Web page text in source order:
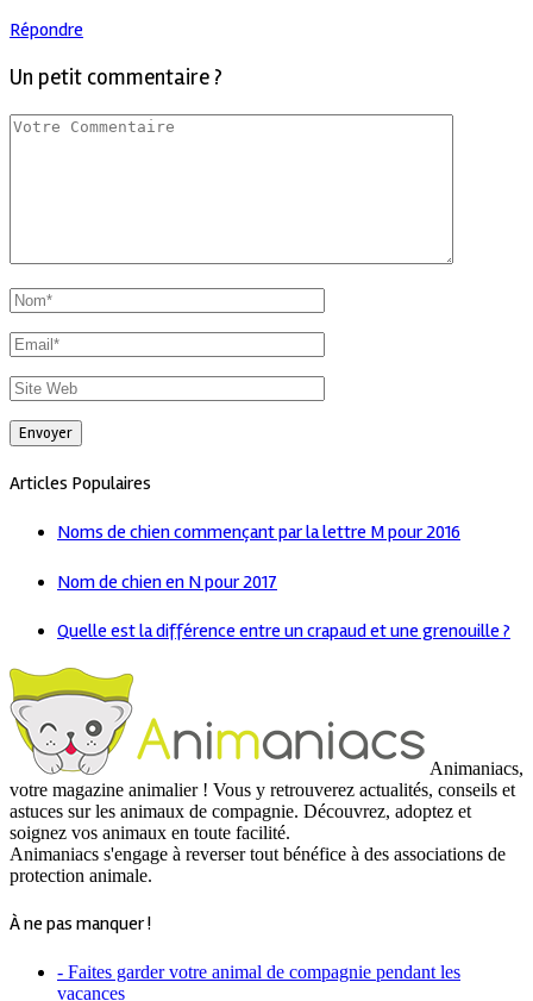
Répondre
Un petit commentaire ?
Articles Populaires
Noms de chien commençant par la lettre M pour 2016
Nom de chien en N pour 2017
Quelle est la différence entre un crapaud et une grenouille ?
Animaniacs,
votre magazine animalier ! Vous y retrouverez actualités, conseils et
astuces sur les animaux de compagnie. Découvrez, adoptez et
soignez vos animaux en toute facilité.
Animaniacs s'engage à reverser tout bénéfice à des associations de
protection animale.
À ne pas manquer !
- Faites garder votre animal de compagnie pendant les
vacances